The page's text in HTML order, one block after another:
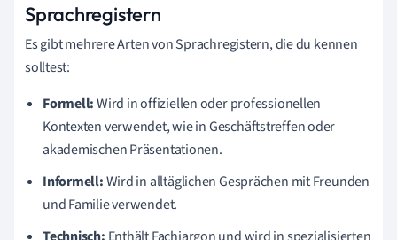
Sprachregistern
Es gibt mehrere Arten von Sprachregistern, die du kennen
solltest:
Formell:Wird in offiziellen oder professionellen
Kontexten verwendet, wie in Geschäftstreffen oder
akademischen Präsentationen.
Informell:Wird in alltäglichen Gesprächen mit Freunden
und Familie verwendet.
Technisch: Enthält Fachjargon und wird in spezialisierten